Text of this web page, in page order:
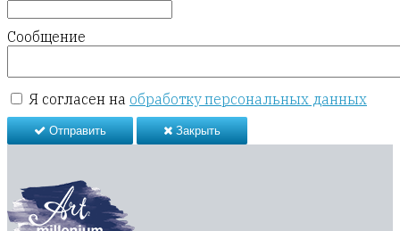
Сообщение
Я согласен на обработку персональных данных
Отправить Закрыть